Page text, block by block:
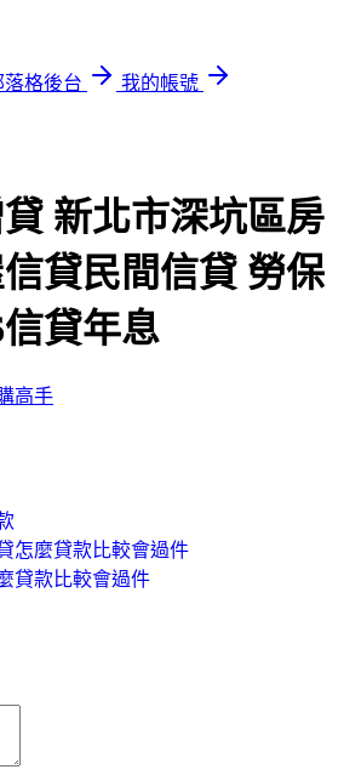
格後台
我的帳號
新北市深坑區房
貸民間信貸 勞保
貸年息
高手
怎麼貸款比較會過件
貸款比較會過件